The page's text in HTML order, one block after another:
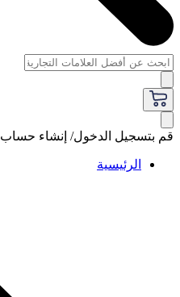
قم بتسجيل الدخول/ إنشاء حساب
الرئيسية